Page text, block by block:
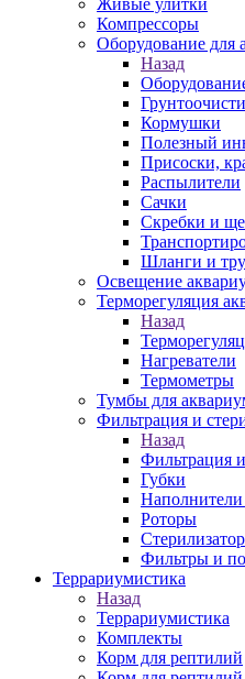
Живые улитки
Компрессоры
Оборудование для
Назад
Кормушки
Полезный
Присоски,
Распылители
Сачки
Скребки и
Шланги и
Освещение
Терморегуляция
Назад
Нагреватели
Термометры
Тумбы для
Фильтрация и
Назад
Фильтрация
Губки
Наполнители
Роторы
Фильтры и
Террариумистика
Назад
Террариумистика
Комплекты
Корм для рептилий